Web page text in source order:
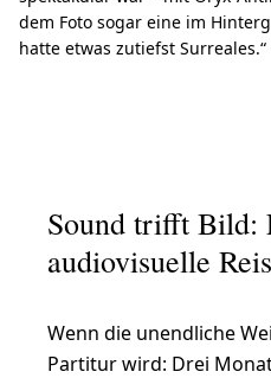
dem Foto sogar eine im
hatte etwas zutiefst
Sound trifft Bild:
audiovisuelle
Wenn die unendliche
Partitur wird: Drei